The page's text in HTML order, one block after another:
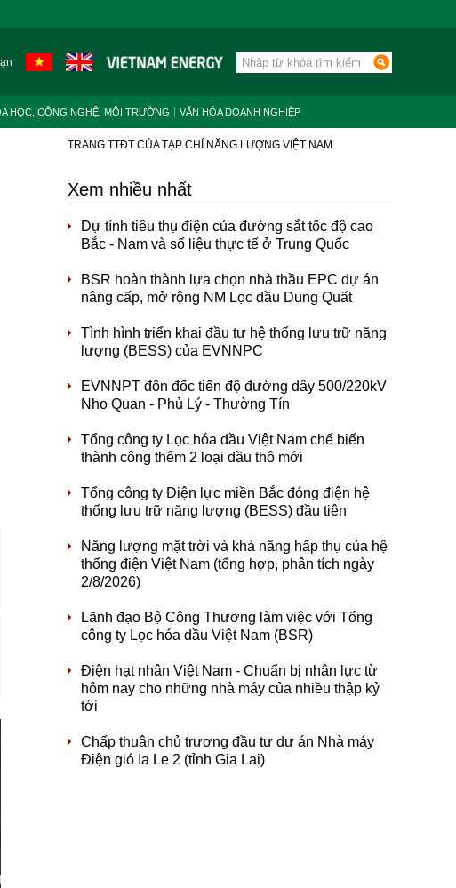
HỌC, CÔNG NGHỆ, MÔI TRƯỜNG VĂN HÓA DOANH NGHIỆP
TRANG TTĐT CỦA TẠP CHÍ NĂNG LƯỢNG VIỆT NAM
Xem nhiều nhất
Dự tính tiêu thụ điện của đường sắt tốc độ cao
Bắc - Nam và số liệu thực tế ở Trung Quốc
BSR hoàn thành lựa chọn nhà thầu EPC dự án
nâng cấp, mở rộng NM Lọc dầu Dung Quất
Tình hình triển khai đầu tư hệ thống lưu trữ năng
lượng (BESS) của EVNNPC
EVNNPT đôn đốc tiến độ đường dây 500/220kV
Nho Quan - Phủ Lý - Thường Tín
Tổng công ty Lọc hóa dầu Việt Nam chế biến
thành công thêm 2 loại dầu thô mới
Tổng công ty Điện lực miền Bắc đóng điện hệ
thống lưu trữ năng lượng (BESS) đầu tiên
Năng lượng mặt trời và khả năng hấp thụ của hệ
thống điện Việt Nam (tổng hợp, phân tích ngày
2/8/2026)
Lãnh đạo Bộ Công Thương làm việc với Tổng
công ty Lọc hóa dầu Việt Nam (BSR)
Điện hạt nhân Việt Nam - Chuẩn bị nhân lực từ
hôm nay cho những nhà máy của nhiều thập kỷ
tới
Chấp thuận chủ trương đầu tư dự án Nhà máy
Điện gió Ia Le 2 (tỉnh Gia Lai)